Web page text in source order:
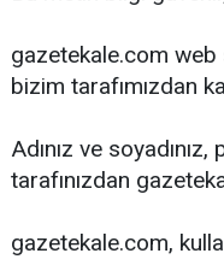
gazetekale.com web
bizim tarafımızdan
Adınız ve
tarafınızdan
gazetekale.com,